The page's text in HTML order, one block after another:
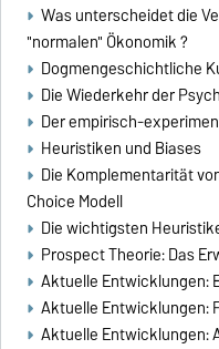
Was unterscheidet die
"normalen" Ökonomik ?
Dogmengeschichtliche
Die Wiederkehr der
Der empirisch-
Heuristiken und Biases
Die Komplementarität
Choice Modell
Die wichtigsten
Prospect Theorie: Das
Aktuelle Entwicklungen:
Aktuelle Entwicklungen:
Aktuelle Entwicklungen: